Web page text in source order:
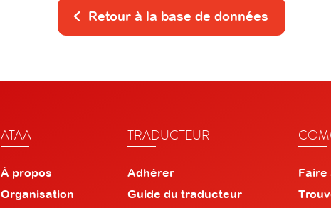
Retour à la base de données
ATAA
À propos
Organisation
TRADUCTEUR
Adhérer
Guide du traducteur